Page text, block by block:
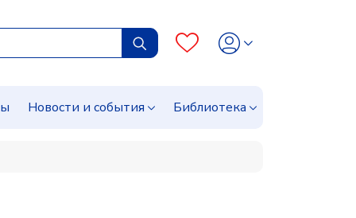
Новости и события Библиотека